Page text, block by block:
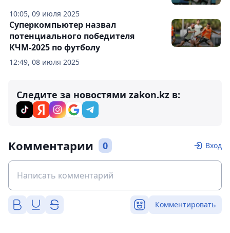
10:05, 09 июля 2025
12:49, 08 июля 2025
Суперкомпьютер назвал
потенциального победителя
КЧМ-2025 по футболу
Следите за новостями zakon.kz в:
Комментарии 0 Вход
Комментировать